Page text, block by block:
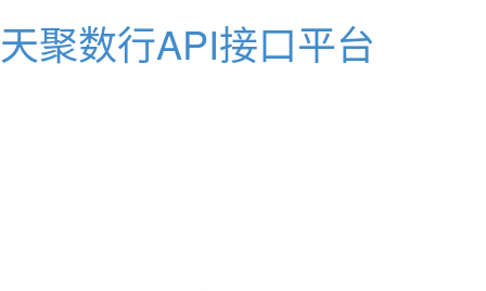
天聚数行API接口平台